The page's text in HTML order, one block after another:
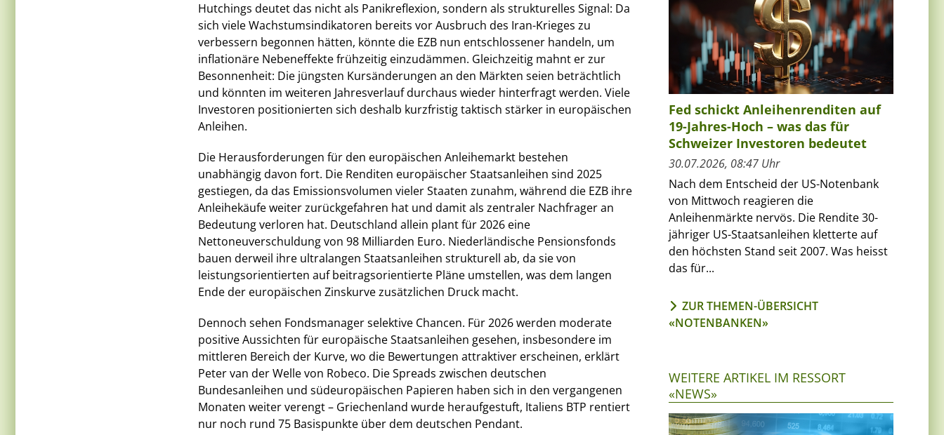
Hutchings deutet das nicht als Panikreflexion, sondern als strukturelles Signal: Da
sich viele Wachstumsindikatoren bereits vor Ausbruch des Iran-Krieges zu
verbessern begonnen hätten, könnte die EZB nun entschlossener handeln, um
inflationäre Nebeneffekte frühzeitig einzudämmen. Gleichzeitig mahnt er zur
Besonnenheit: Die jüngsten Kursänderungen an den Märkten seien beträchtlich
und könnten im weiteren Jahresverlauf durchaus wieder hinterfragt werden. Viele
Investoren positionierten sich deshalb kurzfristig taktisch stärker in europäischen
Anleihen.
Die Herausforderungen für den europäischen Anleihemarkt bestehen
unabhängig davon fort. Die Renditen europäischer Staatsanleihen sind 2025
gestiegen, da das Emissionsvolumen vieler Staaten zunahm, während die EZB ihre
Anleihekäufe weiter zurückgefahren hat und damit als zentraler Nachfrager an
Bedeutung verloren hat. Deutschland allein plant für 2026 eine
Nettoneuverschuldung von 98 Milliarden Euro. Niederländische Pensionsfonds
bauen derweil ihre ultralangen Staatsanleihen strukturell ab, da sie von
leistungsorientierten auf beitragsorientierte Pläne umstellen, was dem langen
Ende der europäischen Zinskurve zusätzlichen Druck macht.
Dennoch sehen Fondsmanager selektive Chancen. Für 2026 werden moderate
positive Aussichten für europäische Staatsanleihen gesehen, insbesondere im
mittleren Bereich der Kurve, wo die Bewertungen attraktiver erscheinen, erklärt
Peter van der Welle von Robeco. Die Spreads zwischen deutschen
Bundesanleihen und südeuropäischen Papieren haben sich in den vergangenen
Monaten weiter verengt – Griechenland wurde heraufgestuft, Italiens BTP rentiert
nur noch rund 75 Basispunkte über dem deutschen Pendant.
Fed schickt Anleihenrenditen auf
19-Jahres-Hoch – was das für
Schweizer Investoren bedeutet
30.07.2026, 08:47 Uhr
Nach dem Entscheid der US-Notenbank
von Mittwoch reagieren die
Anleihenmärkte nervös. Die Rendite 30-
jähriger US-Staatsanleihen kletterte auf
den höchsten Stand seit 2007. Was heisst
das für...
ZUR THEMEN-ÜBERSICHT
«NOTENBANKEN»
WEITERE ARTIKEL IM RESSORT
«NEWS»